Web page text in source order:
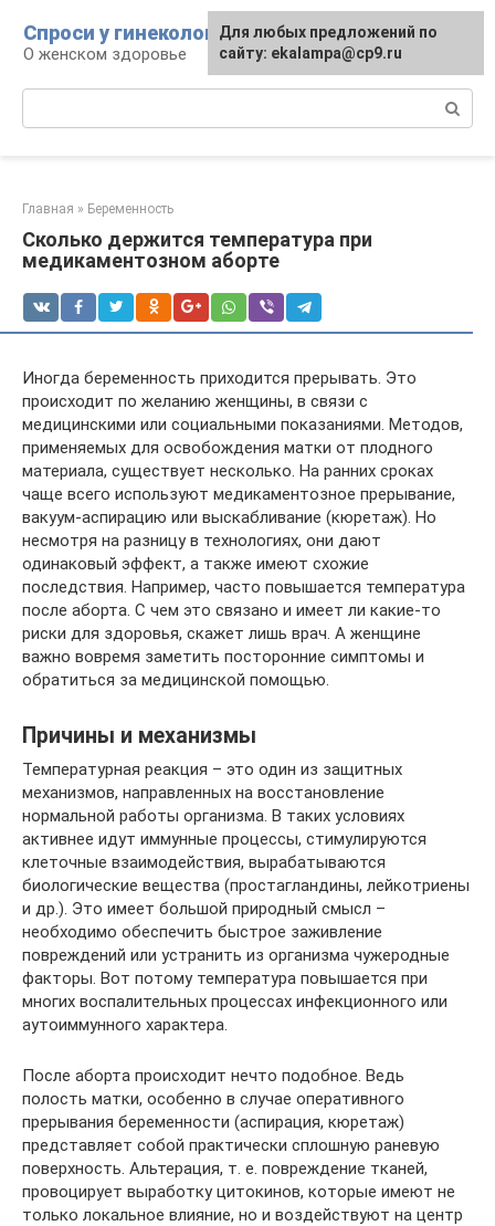
контенту
Спроси у гинеколога
О женском здоровье
Главная » Беременность
Сколько держится температура при
медикаментозном аборте
Иногда беременность приходится прерывать. Это
происходит по желанию женщины, в связи с
медицинскими или социальными показаниями. Методов,
применяемых для освобождения матки от плодного
материала, существует несколько. На ранних сроках
чаще всего используют медикаментозное прерывание,
вакуум-аспирацию или выскабливание (кюретаж). Но
несмотря на разницу в технологиях, они дают
одинаковый эффект, а также имеют схожие
последствия. Например, часто повышается температура
после аборта. С чем это связано и имеет ли какие-то
риски для здоровья, скажет лишь врач. А женщине
важно вовремя заметить посторонние симптомы и
обратиться за медицинской помощью.
Причины и механизмы
Температурная реакция – это один из защитных
механизмов, направленных на восстановление
нормальной работы организма. В таких условиях
активнее идут иммунные процессы, стимулируются
клеточные взаимодействия, вырабатываются
биологические вещества (простагландины, лейкотриены
и др.). Это имеет большой природный смысл –
необходимо обеспечить быстрое заживление
повреждений или устранить из организма чужеродные
факторы. Вот потому температура повышается при
многих воспалительных процессах инфекционного или
аутоиммунного характера.
После аборта происходит нечто подобное. Ведь
полость матки, особенно в случае оперативного
прерывания беременности (аспирация, кюретаж)
представляет собой практически сплошную раневую
поверхность. Альтерация, т. е. повреждение тканей,
провоцирует выработку цитокинов, которые имеют не
только локальное влияние, но и воздействуют на центр
Для любых предложений по
сайту: ekalampa@cp9.ru